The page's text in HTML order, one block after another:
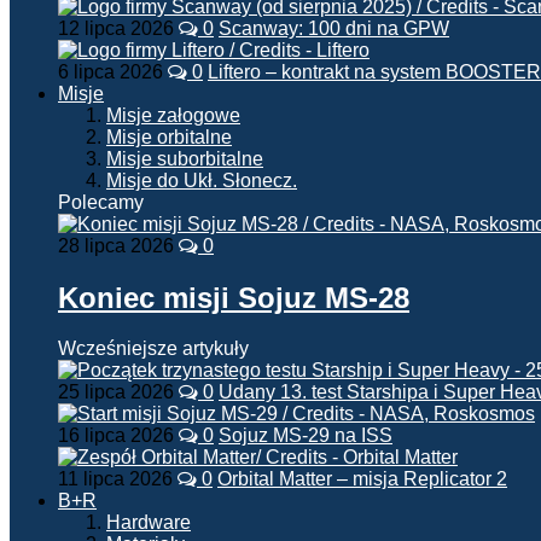
12 lipca 2026 0 Scanway: 100 dni na GPW
6 lipca 2026 0 Liftero – kontrakt na system BOOSTER
Misje
Misje załogowe
Misje orbitalne
Misje suborbitalne
Misje do Ukł. Słonecz.
Polecamy
28 lipca 2026 0
Koniec misji Sojuz MS-28
Wcześniejsze artykuły
25 lipca 2026 0 Udany 13. test Starshipa i Super
16 lipca 2026 0 Sojuz MS-29 na ISS
11 lipca 2026 0 Orbital Matter – misja Replicator 2
B+R
Hardware